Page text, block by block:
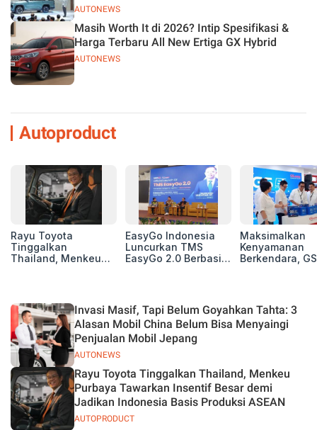
AUTONEWS
AUTONEWS
Masih Worth It di 2026? Intip Spesifikasi &
Harga Terbaru All New Ertiga GX Hybrid
Autoproduct
Rayu Toyota
Tinggalkan
Thailand, Menkeu
Basis Produksi
ASEAN
EasyGo Indonesia
Luncurkan TMS
EasyGo 2.0 Berbasis
Maksimalkan
Kenyamanan
Berkendara,
2026
AUTONEWS
Invasi Masif, Tapi Belum Goyahkan Tahta: 3
Alasan Mobil China Belum Bisa Menyaingi
Penjualan Mobil Jepang
AUTOPRODUCT
Rayu Toyota Tinggalkan Thailand, Menkeu
Purbaya Tawarkan Insentif Besar demi
Jadikan Indonesia Basis Produksi ASEAN